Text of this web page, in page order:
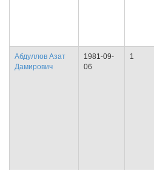
Абдуллов Азат
Дамирович
1981-09-
06
1